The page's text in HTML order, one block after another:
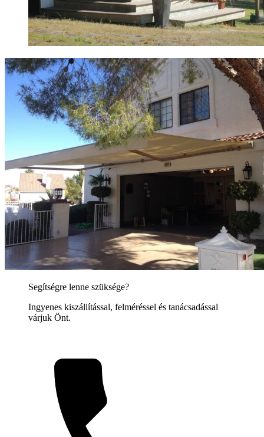
Segítségre lenne szüksége?
Ingyenes kiszállítással, felméréssel és tanácsadással
várjuk Önt.